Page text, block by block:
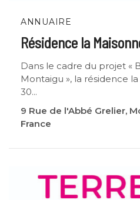
ANNUAIRE
Résidence la
Dans le cadre du projet «
Montaigu », la résidence
30...
9 Rue de l'Abbé Grelier,
France